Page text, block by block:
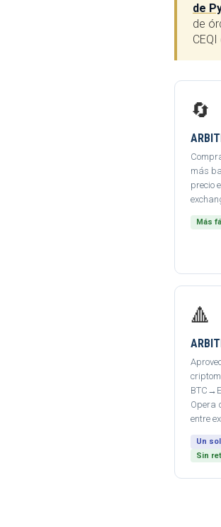
de
de
🔄
más
precio
Más
🔺
Opera
entre
Un
Sin